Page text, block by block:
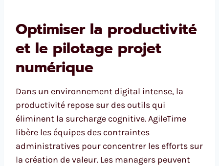
Optimiser la productivité
et le pilotage projet
numérique
Dans un environnement digital intense, la
productivité repose sur des outils qui
éliminent la surcharge cognitive. AgileTime
libère les équipes des contraintes
administratives pour concentrer les efforts sur
la création de valeur. Les managers peuvent